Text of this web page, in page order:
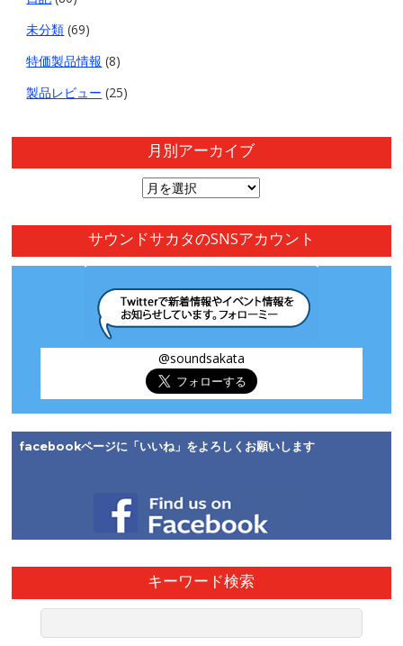
未分類 (69)
特価製品情報 (8)
製品レビュー (25)
月別アーカイブ
月
ア
カ
イ
ブ
サウンドサカタのSNSアカウント
@soundsakata
facebookページに「いいね」をよろしくお願いします
キーワード検索